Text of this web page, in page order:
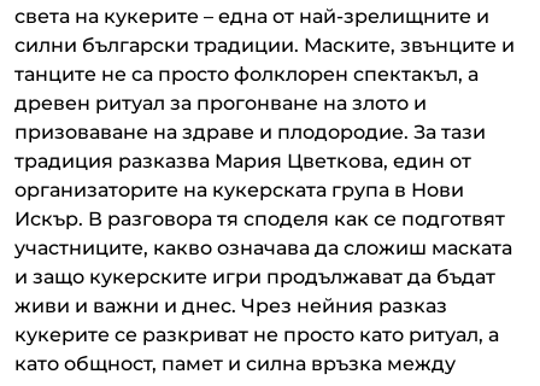
света на кукерите – една от най-зрелищните и
силни български традиции. Маските, звънците и
танците не са просто фолклорен спектакъл, а
древен ритуал за прогонване на злото и
призоваване на здраве и плодородие. За тази
традиция разказва Мария Цветкова, един от
организаторите на кукерската група в Нови
Искър. В разговора тя споделя как се подготвят
участниците, какво означава да сложиш маската
и защо кукерските игри продължават да бъдат
живи и важни и днес. Чрез нейния разказ
кукерите се разкриват не просто като ритуал, а
като общност, памет и силна връзка между